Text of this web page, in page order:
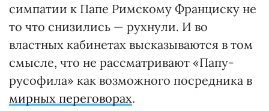
симпатии к Папе Римскому Франциску не
то что снизились — рухнули. И во
властных кабинетах высказываются в том
смысле, что не рассматривают «Папу-
русофила» как возможного посредника в
мирных переговорах.